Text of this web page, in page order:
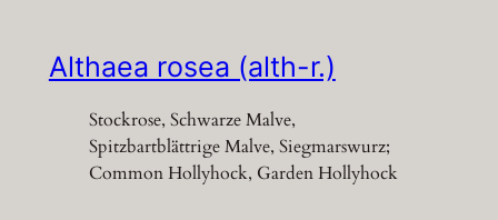
Althaea rosea (alth-r.)
Stockrose, Schwarze Malve,
Spitzbartblättrige Malve, Siegmarswurz;
Common Hollyhock, Garden Hollyhock